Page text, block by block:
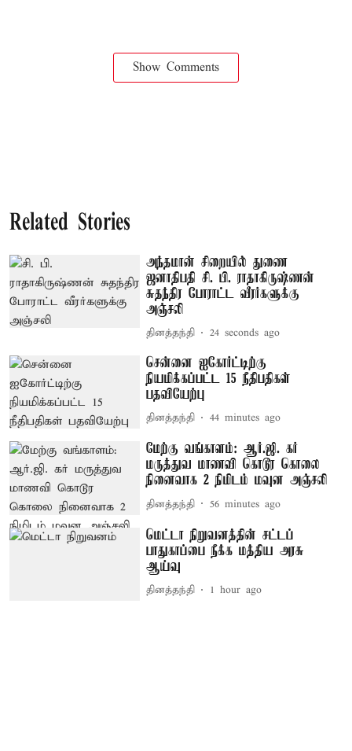
Show Comments
Related Stories
அந்தமான் சிறையில் துணை
ஜனாதிபதி சி. பி. ராதாகிருஷ்ணன்
சுதந்திர போராட்ட வீரர்களுக்கு
அஞ்சலி
தினத்தந்தி 25 seconds ago
சென்னை ஐகோர்ட்டிற்கு
நியமிக்கப்பட்ட 15 நீதிபதிகள்
பதவியேற்பு
தினத்தந்தி 44 minutes ago
மேற்கு வங்காளம்: ஆர்.ஜி. கர்
மருத்துவ மாணவி கொடூர கொலை
நினைவாக 2 நிமிடம் மவுன அஞ்சலி
தினத்தந்தி 56 minutes ago
மெட்டா நிறுவனத்தின் சட்டப்
பாதுகாப்பை நீக்க மத்திய அரசு
ஆய்வு
தினத்தந்தி 1 hour ago